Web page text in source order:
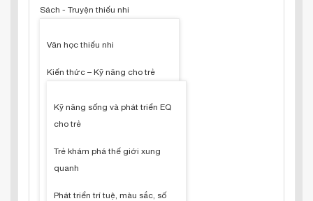
Sách - Truyện thiếu nhi
Văn học thiếu nhi
Kiến thức – Kỹ năng cho trẻ
Kỹ năng sống và phát triển EQ
cho trẻ
Trẻ khám phá thế giới xung
quanh
Phát triển trí tuệ, màu sắc, số